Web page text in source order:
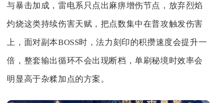
与暴击加成，雷电系只点出麻痹增伤节点，放弃烈焰
灼烧这类持续伤害天赋，把点数集中在普攻触发伤害
上，面对副本BOSS时，法力刻印的积攒速度会提升一
倍，整套输出循环不会出现断档，单刷秘境时效率会
明显高于杂糅加点的方案。